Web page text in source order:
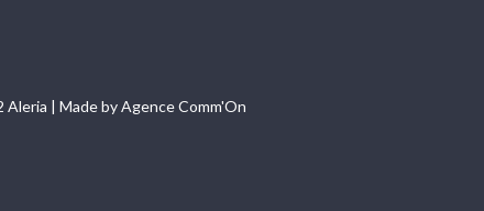
| Made by Agence Comm'On